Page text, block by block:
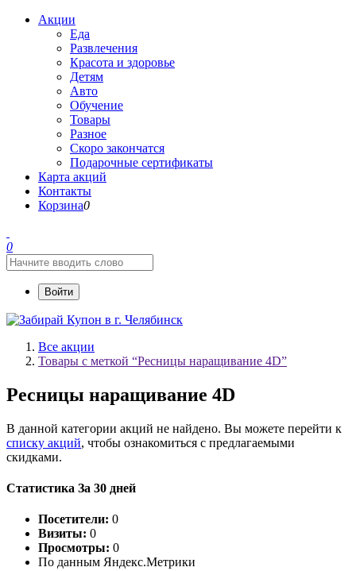
Акции
Еда
Развлечения
Красота и здоровье
Детям
Авто
Обучение
Товары
Разное
Скоро закончатся
Подарочные сертификаты
Карта акций
Контакты
Корзина0
0
Войти
Все акции
Товары с меткой “Ресницы наращивание 4D”
Ресницы наращивание 4D
В данной категории акций не найдено. Вы можете перейти к
списку акций, чтобы ознакомиться с предлагаемыми
скидками.
Статистика За 30 дней
Посетители: 0
Визиты: 0
Просмотры: 0
По данным Яндекс.Метрики